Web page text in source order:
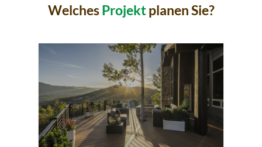
WelchesProjektplanen Sie?